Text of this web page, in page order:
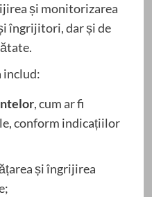
și monitorizarea
îngrijitori, dar și de
includ:
, cum ar fi
conform indicațiilor
și îngrijirea